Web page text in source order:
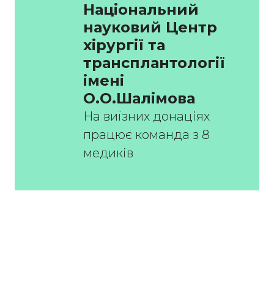
Національний
науковий Центр
хірургії та
трансплантології
імені
О.О.Шалімова
На виїзних донаціях
працює команда з 8
медиків